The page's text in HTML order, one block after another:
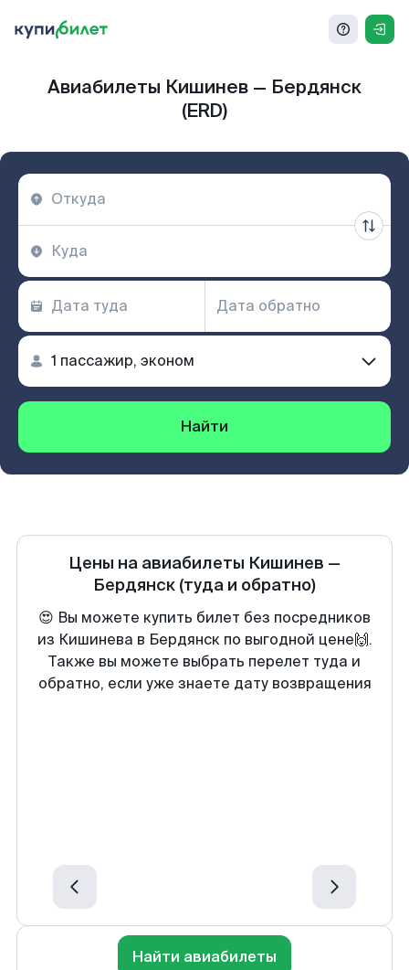
Авиабилеты Кишинев — Бердянск
(ERD)
Найти
Цены на авиабилеты Кишинев —
Бердянск (туда и обратно)
😍 Вы можете купить билет без посредников
из Кишинева в Бердянск по выгодной цене🙌.
Также вы можете выбрать перелет туда и
обратно, если уже знаете дату возвращения
Найти авиабилеты